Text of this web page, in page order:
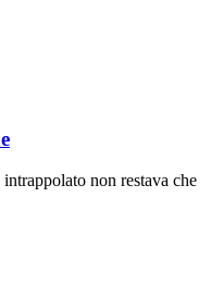
non restava che